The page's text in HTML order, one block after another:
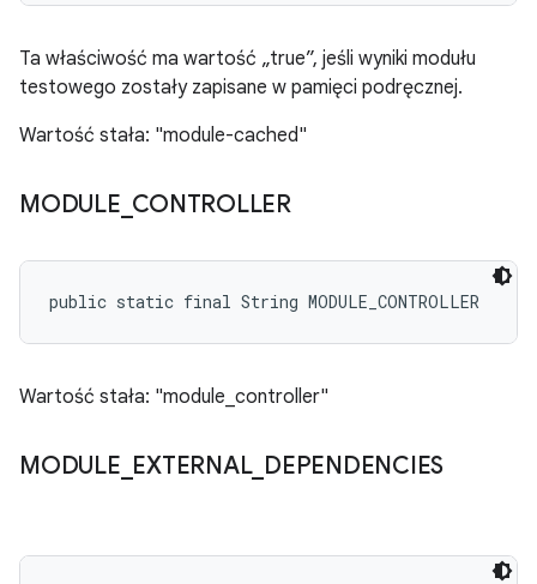
Ta właściwość ma wartość „true”, jeśli wyniki modułu
testowego zostały zapisane w pamięci podręcznej.
Wartość stała: "module-cached"
MODULE CONTROLLER
public static final String MODULE_CONTROLLER
Wartość stała: "module_controller"
MODULE EXTERNAL_ DEPENDENCIES